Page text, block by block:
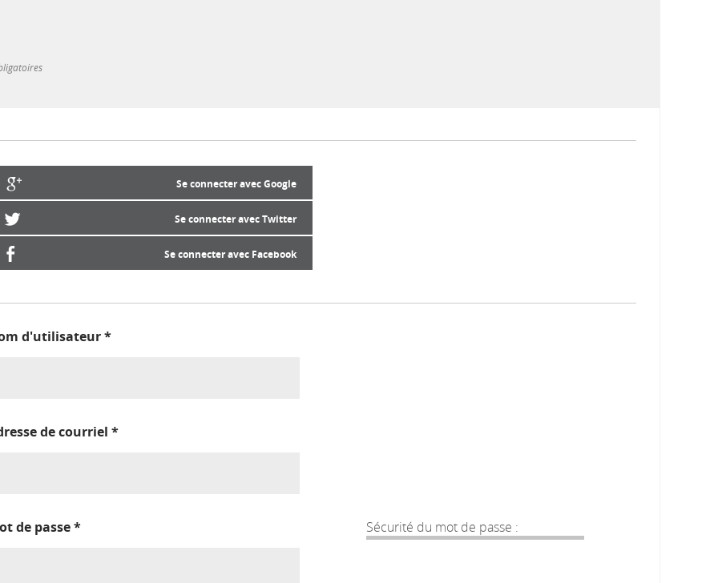
Se connecter avec Google
Se connecter avec Twitter
Se connecter avec Facebook
d'utilisateur*
de courriel *
Sécurité du mot de passe :
de passe*